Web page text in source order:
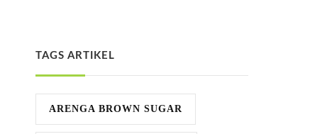
TAGS ARTIKEL
ARENGA BROWN SUGAR